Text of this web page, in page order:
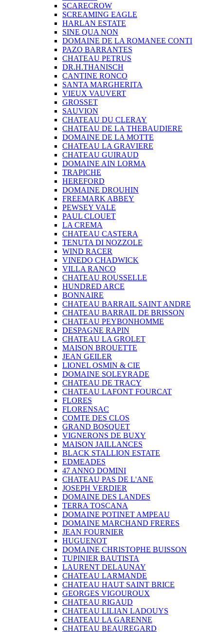
SCARECROW
SCREAMING EAGLE
HARLAN ESTATE
SINE QUA NON
DOMAINE DE LA ROMANEE CONTI
PAZO BARRANTES
CHATEAU PETRUS
DR.H.THANISCH
CANTINE RONCO
SANTA MARGHERITA
VIEUX VAUVERT
GROSSET
SAUVION
CHATEAU DU CLERAY
CHATEAU DE LA THEBAUDIERE
DOMAINE DE LA MOTTE
CHATEAU LA GRAVIERE
CHATEAU GUIRAUD
DOMAINE AIN LORMA
TRAPICHE
HEREFORD
DOMAINE DROUHIN
FREEMARK ABBEY
PEWSEY VALE
PAUL CLOUET
LA CREMA
CHATEAU CASTERA
TENUTA DI NOZZOLE
WIND RACER
VINEDO CHADWICK
VILLA RANCO
CHATEAU ROUSSELLE
HUNDRED ARCE
BONNAIRE
CHATEAU BARRAIL SAINT ANDRE
CHATEAU BARRAIL DE BRISSON
CHATEAU PEYBONHOMME
DESPAGNE RAPIN
CHATEAU LA GROLET
MAISON BROUETTE
JEAN GEILER
LIONEL OSMIN & CIE
DOMAINE SOLEYRADE
CHATEAU DE TRACY
CHATEAU LAFONT FOURCAT
FLORES
FLORENSAC
COMTE DES CLOS
GRAND BOSQUET
VIGNERONS DE BUXY
MAISON JAILLANCES
BLACK STALLION ESTATE
EDMEADES
47 ANNO DOMINI
CHATEAU PAS DE L'ANE
JOSEPH VERDIER
DOMAINE DES LANDES
TERRA TOSCANA
DOMAINE POTINET AMPEAU
DOMAINE MARCHAND FRERES
JEAN FOURNIER
HUGUENOT
DOMAINE CHRISTOPHE BUISSON
TUPINIER BAUTISTA
LAURENT DELAUNAY
CHATEAU LARMANDE
CHATEAU HAUT SAINT BRICE
GEORGES VIGOUROUX
CHATEAU RIGAUD
CHATEAU LILIAN LADOUYS
CHATEAU LA GARENNE
CHATEAU BEAUREGARD